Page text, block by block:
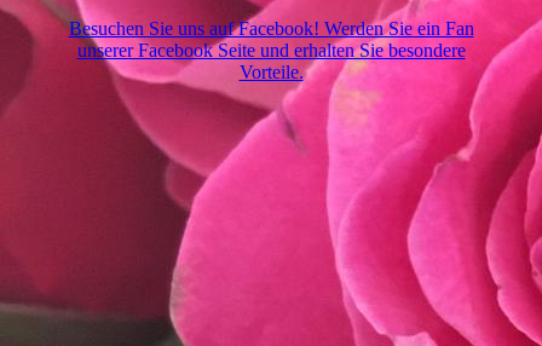
Besuchen Sie uns auf Facebook! Werden Sie ein Fan
unserer Facebook Seite und erhalten Sie besondere
Vorteile.